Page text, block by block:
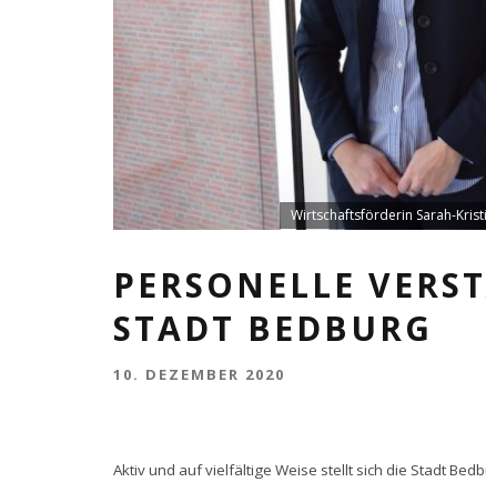
Wirtschaftsförderin Sarah-
PERSONELLE
STADT BEDBURG
10. DEZEMBER 2020
Aktiv und auf vielfältige Weise stellt sich die Stadt